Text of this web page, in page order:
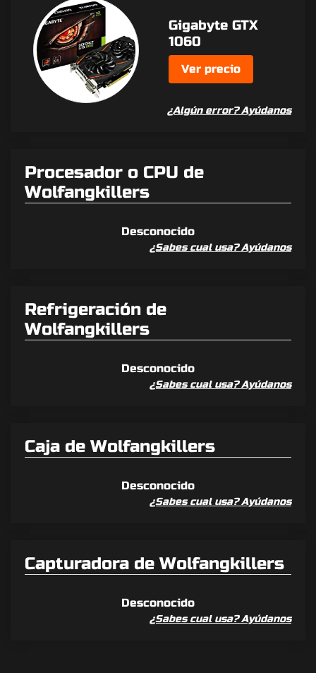
Gigabyte GTX
1060
Ver precio
¿Algún error? Ayúdanos
Procesador o CPU de
Wolfangkillers
Desconocido
¿Sabes cual usa? Ayúdanos
Refrigeración de
Wolfangkillers
Desconocido
¿Sabes cual usa? Ayúdanos
Caja de Wolfangkillers
Desconocido
¿Sabes cual usa? Ayúdanos
Capturadora de Wolfangkillers
Desconocido
¿Sabes cual usa? Ayúdanos